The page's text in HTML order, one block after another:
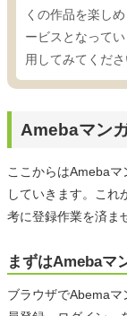
くの作品を楽し
ービスとなって
用してみてくださ
Amebaマン
ここからはAmeba
していきます。これ
考に登録作業を済ま
まずはAmebaマ
ブラウザでAbema